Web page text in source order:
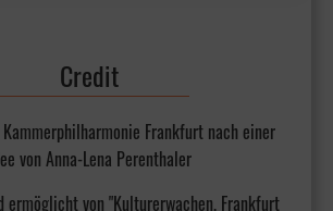
Credit
Frankfurt nach einer
von Anna-Lena Perenthaler
ermöglicht von "Kulturerwachen. Frankfurt